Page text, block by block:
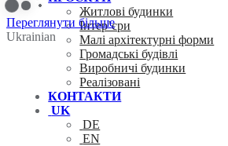
Житлові будинки
Інтер’єри
Малі архітектурні форми
Громадські будівлі
Виробничі будинки
Реалізовані
КОНТАКТИ
UK
DE
EN
Переглянути більше
Ukrainian